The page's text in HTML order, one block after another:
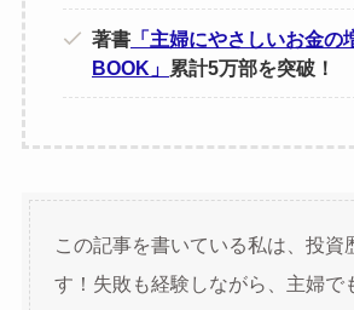
著書 「主婦にやさしいお金の
BOOK」 累計5万部を突破！
この記事を書いている私は、投資
す！失敗も経験しながら、主婦で